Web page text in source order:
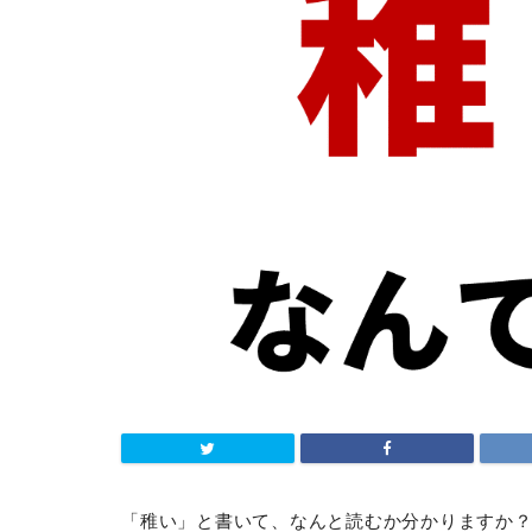
「稚い」と書いて、なんと読むか分かりますか？